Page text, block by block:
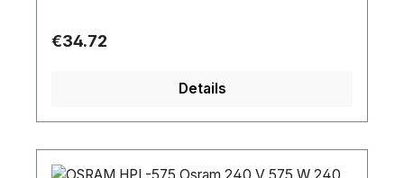
Regular price:
€34.72
Details